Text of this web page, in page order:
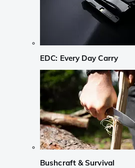
EDC: Every Day Carry
Bushcraft & Survival